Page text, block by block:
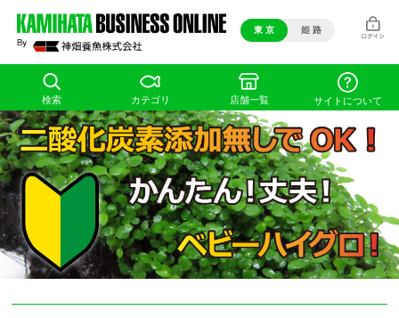
東 京 姫 路
検索 カテゴリ 店舗一覧 サイトについて